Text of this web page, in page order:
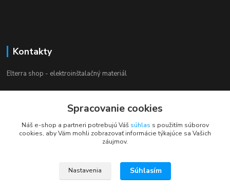
Kontakty
Elterra shop - elektroinštalačný materiál
+421 944 230 231
info@elterra.sk
Spracovanie cookies
Náš e-shop a partneri potrebujú Váš súhlas s použitím súborov
cookies, aby Vám mohli zobrazovať informácie týkajúce sa Vašich
záujmov.
Nastavenia Súhlasím